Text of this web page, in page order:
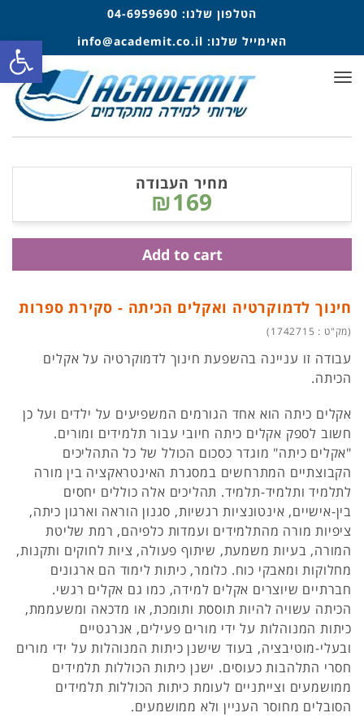
הטלפון שלנו: 04-6959690
האימייל שלנו: info@academit.co.il
תפריט
חינוך לדמוקרטיה ואקלים הכיתה - סקירת ספרות
(מק"ט : 1742715)
עבודה זו עניינה בהשפעת חינוך לדמוקרטיה על אקלים
הכיתה.
אקלים כיתה הוא אחד הגורמים המשפיעים על ילדים ועל כן
חשוב לספק אקלים כיתה חיובי עבור תלמידים ומורים.
"אקלים כיתה" מוגדר כסכום הכולל של כל התהליכים
הקבוצתיים המתרחשים במסגרת האינטראקציה בין מורה
לתלמיד ותלמיד-תלמיד. תהליכים אלה כוללים יחסים
בין-אישיים, אינטונציות רגשיות, סגנון הוראה וארגון כיתה,
ציפיות מורה מהתלמידים ועמדות כלפיהם, רמת שליטת
המורה, בעיות משמעת, שיתוף פעולה, ציות לחוקים ותקנות,
מחלוקות ומאבקי כוח. כלומר, כיתות לימוד הם ארגונים
חברתיים שיוצרים אקלים למידה, כמו גם אקלים רגשי.
הכיתה עשויה להיות תוססת ותומכת, או מדכאה ומשעממת,
כיתות המנוהלות על ידי מורים פעילים, אנרגטיים
ובעלי-מוטיבציה, בעוד שישנן כיתות המנוהלות על ידי מורים
חסרי התלהבות כעוסים. ישנן כיתות הכוללות תלמידים
ממושמעים וצייתניים לעומת כיתות הכוללות תלמידים
הסובלים מחוסר העניין ולא ממושמעים.
מחיר העבודה
₪169
Add to cart
פתח